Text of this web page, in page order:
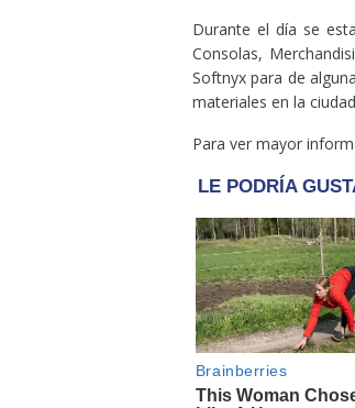
Durante el día se
Consolas,
Softnyx para de
materiales en la
Para ver mayor